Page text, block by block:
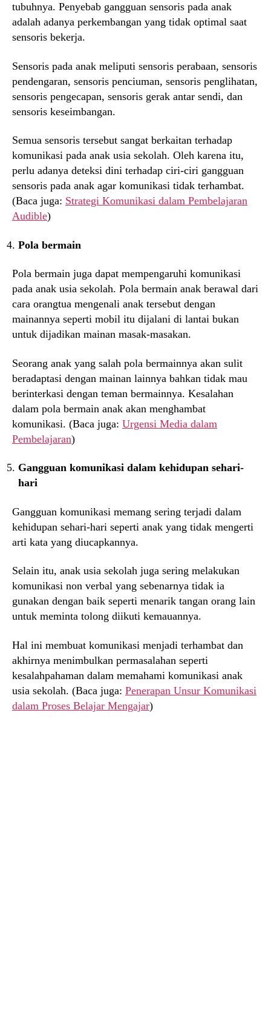
tubuhnya. Penyebab gangguan sensoris pada anak
adalah adanya perkembangan yang tidak optimal saat
sensoris bekerja.
Sensoris pada anak meliputi sensoris perabaan, sensoris
pendengaran, sensoris penciuman, sensoris penglihatan,
sensoris pengecapan, sensoris gerak antar sendi, dan
sensoris keseimbangan.
Semua sensoris tersebut sangat berkaitan terhadap
komunikasi pada anak usia sekolah. Oleh karena itu,
perlu adanya deteksi dini terhadap ciri-ciri gangguan
sensoris pada anak agar komunikasi tidak terhambat.
(Baca juga: Strategi Komunikasi dalam Pembelajaran
Audible)
Pola bermain
Pola bermain juga dapat mempengaruhi komunikasi
pada anak usia sekolah. Pola bermain anak berawal dari
cara orangtua mengenali anak tersebut dengan
mainannya seperti mobil itu dijalani di lantai bukan
untuk dijadikan mainan masak-masakan.
Seorang anak yang salah pola bermainnya akan sulit
beradaptasi dengan mainan lainnya bahkan tidak mau
berinterkasi dengan teman bermainnya. Kesalahan
dalam pola bermain anak akan menghambat
komunikasi. (Baca juga: Urgensi Media dalam
Pembelajaran)
Gangguan komunikasi dalam kehidupan sehari-
hari
Gangguan komunikasi memang sering terjadi dalam
kehidupan sehari-hari seperti anak yang tidak mengerti
arti kata yang diucapkannya.
Selain itu, anak usia sekolah juga sering melakukan
komunikasi non verbal yang sebenarnya tidak ia
gunakan dengan baik seperti menarik tangan orang lain
untuk meminta tolong diikuti kemauannya.
Hal ini membuat komunikasi menjadi terhambat dan
akhirnya menimbulkan permasalahan seperti
kesalahpahaman dalam memahami komunikasi anak
usia sekolah. (Baca juga: Penerapan Unsur Komunikasi
dalam Proses Belajar Mengajar)